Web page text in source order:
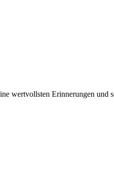
wertvollsten Erinnerungen und